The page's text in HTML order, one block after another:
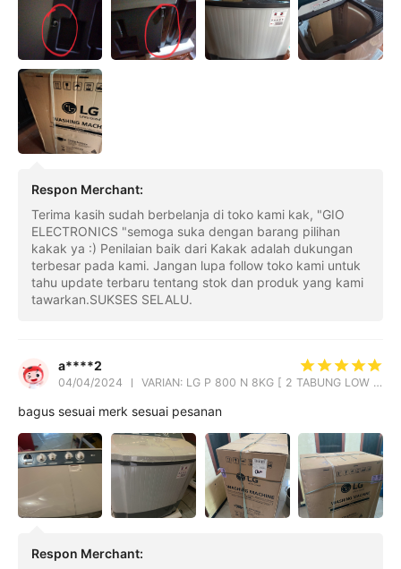
Respon Merchant:
Terima kasih sudah berbelanja di toko kami kak, "GIO
ELECTRONICS "semoga suka dengan barang pilihan
kakak ya :) Penilaian baik dari Kakak adalah dukungan
terbesar pada kami. Jangan lupa follow toko kami untuk
tahu update terbaru tentang stok dan produk yang kami
tawarkan.SUKSES SELALU.
a****2
04/04/2024 VARIAN: LG P 800 N 8KG [ 2 TABUNG LOW WATT ]JAMIN AWET
bagus sesuai merk sesuai pesanan
Respon Merchant: